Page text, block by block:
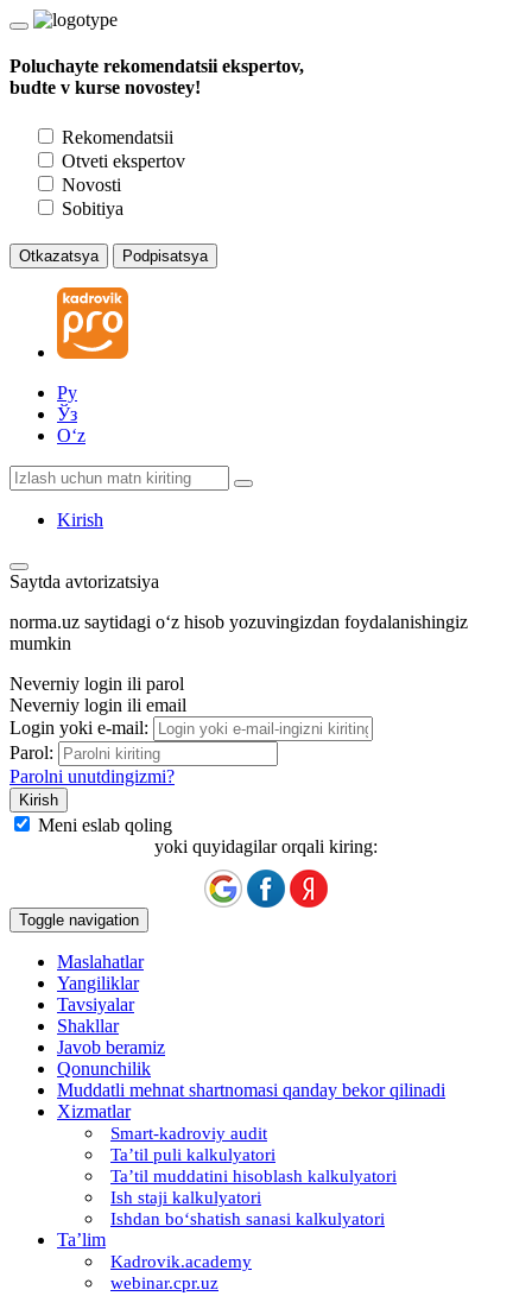
Poluchayte rekomendatsii ekspertov,
budte v kurse novostey!
Rekomendatsii
Otveti ekspertov
Novosti
Sobitiya
Otkazatsya Podpisatsya
Ру
Ўз
Oʻz
Kirish
Saytda avtorizatsiya
norma.uz saytidagi oʻz hisob yozuvingizdan foydalanishingiz
mumkin
Neverniy login ili parol
Neverniy login ili email
Login yoki e-mail:
Parol:
Parolni unutdingizmi?
Meni eslab qoling
yoki quyidagilar orqali kiring:
Toggle navigation
Maslahatlar
Yangiliklar
Tavsiyalar
Shakllar
Javob beramiz
Qonunchilik
Muddatli mehnat shartnomasi qanday bekor qilinadi
Xizmatlar
Smart-kadroviy audit
Ta’til puli kalkulyatori
Ta’til muddatini hisoblash kalkulyatori
Ish staji kalkulyatori
Ishdan boʻshatish sanasi kalkulyatori
Ta’lim
Kadrovik.academy
webinar.cpr.uz